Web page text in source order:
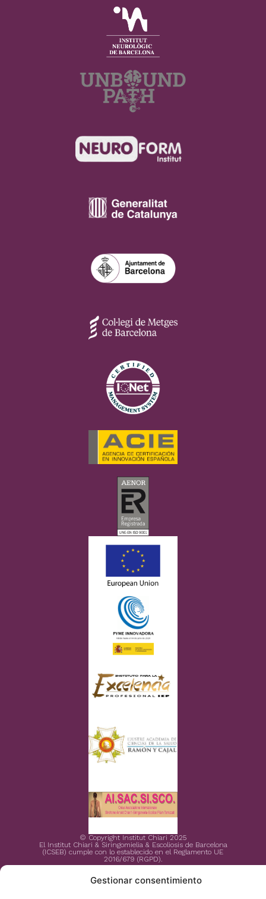
Gestionar consentimiento
© Copyright Institut Chiari 2025
El Institut Chiari & Siringomielia & Escoliosis de Barcelona
(ICSEB) cumple con lo establecido en el Reglamento UE
2016/679 (RGPD).